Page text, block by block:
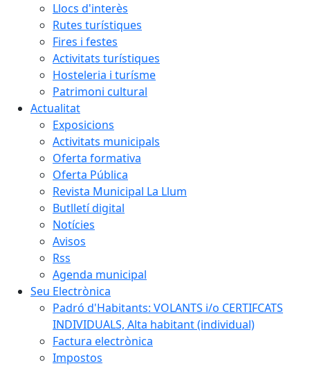
Llocs d'interès
Rutes turístiques
Fires i festes
Activitats turístiques
Hosteleria i turísme
Patrimoni cultural
Actualitat
Exposicions
Activitats municipals
Oferta formativa
Oferta Pública
Revista Municipal La Llum
Butlletí digital
Notícies
Avisos
Rss
Agenda municipal
Seu Electrònica
Padró d'Habitants: VOLANTS i/o CERTIFCATS
INDIVIDUALS, Alta habitant (individual)
Factura electrònica
Impostos